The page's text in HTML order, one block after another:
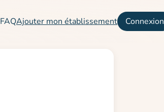
FAQAjouter mon établissement Connexion